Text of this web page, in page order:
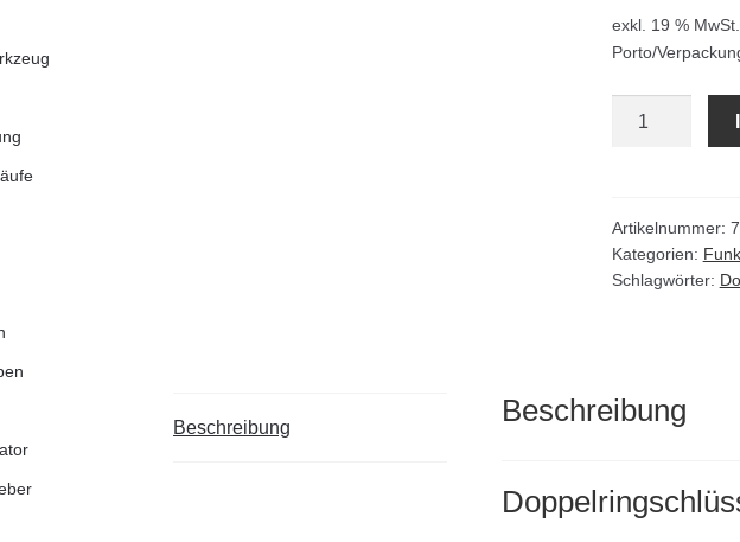
exkl. 19 % MwSt.
Porto/
Artikelnummer:
Kategorien:
Schlagwörter:
Beschreibung
Beschreibung